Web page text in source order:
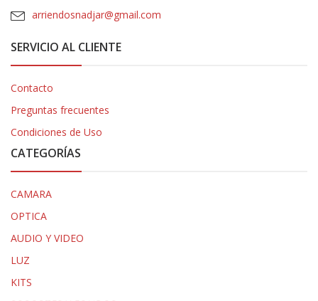
arriendosnadjar@gmail.com
SERVICIO AL CLIENTE
Contacto
Preguntas frecuentes
Condiciones de Uso
CATEGORÍAS
CAMARA
OPTICA
AUDIO Y VIDEO
LUZ
KITS